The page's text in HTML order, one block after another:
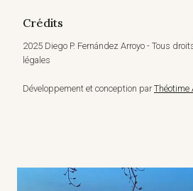
Crédits
2025 Diego P. Fernández Arroyo - Tous
légales
Développement et conception parThéotime